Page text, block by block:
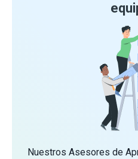
Nuestros Asesores de